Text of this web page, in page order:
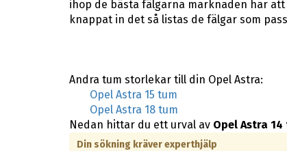
ihop de bästa fälgarna marknaden har
knappat in det så listas de fälgar som
Andra tum storlekar till din Opel Astra:
Opel Astra 15 tum
Opel Astra 18 tum
Nedan hittar du ett urval av Opel Astra
Din sökning kräver experthjälp